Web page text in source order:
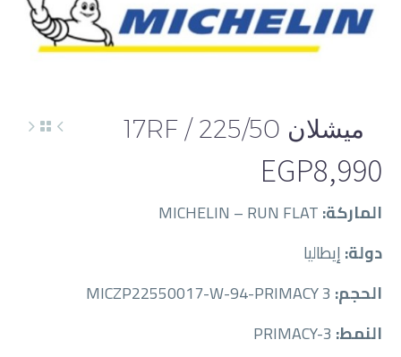
ميشلان 225/50 / 17RF
EGP8,990
الماركة:
دولة:إيطاليا
الحجم:
النمط: